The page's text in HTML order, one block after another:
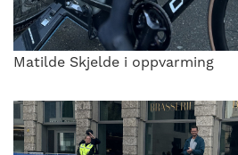
Matilde Skjelde i oppvarming